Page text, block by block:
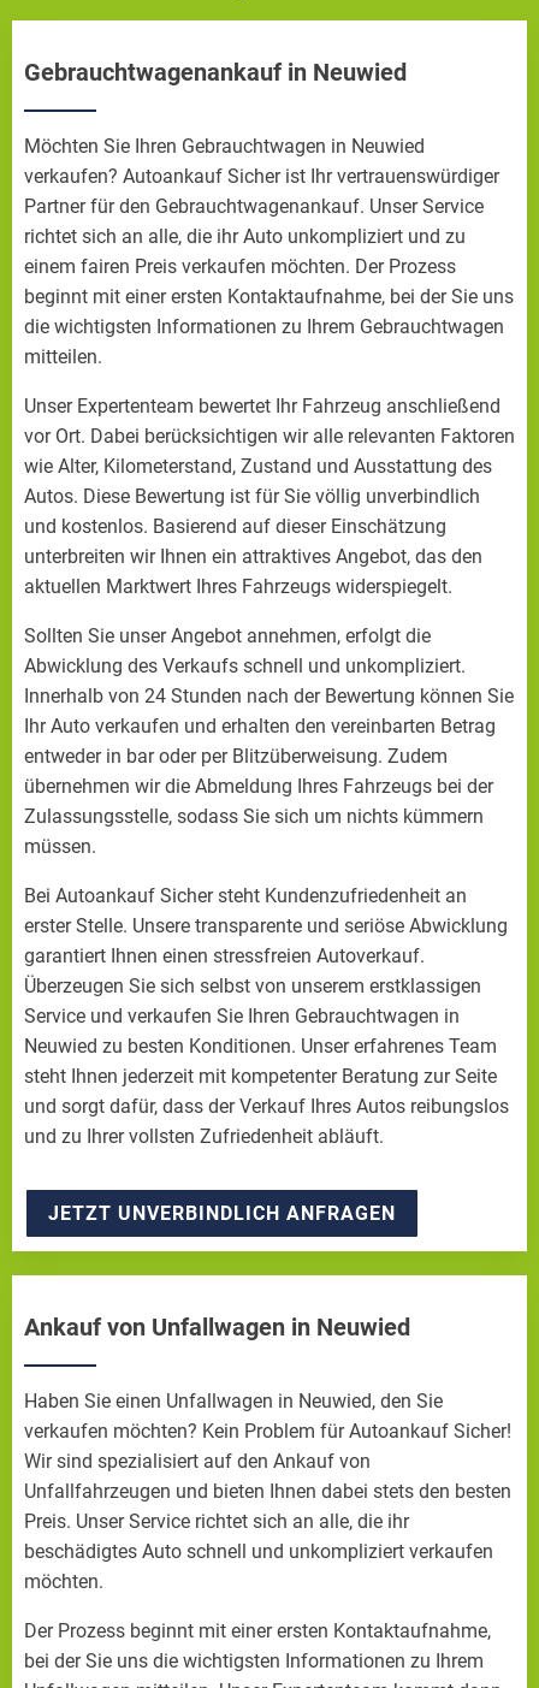
Gebrauchtwagenankauf in Neuwied
Möchten Sie Ihren Gebrauchtwagen in Neuwied
verkaufen? Autoankauf Sicher ist Ihr vertrauenswürdiger
Partner für den Gebrauchtwagenankauf. Unser Service
richtet sich an alle, die ihr Auto unkompliziert und zu
einem fairen Preis verkaufen möchten. Der Prozess
beginnt mit einer ersten Kontaktaufnahme, bei der Sie uns
die wichtigsten Informationen zu Ihrem Gebrauchtwagen
mitteilen.
Unser Expertenteam bewertet Ihr Fahrzeug anschließend
vor Ort. Dabei berücksichtigen wir alle relevanten Faktoren
wie Alter, Kilometerstand, Zustand und Ausstattung des
Autos. Diese Bewertung ist für Sie völlig unverbindlich
und kostenlos. Basierend auf dieser Einschätzung
unterbreiten wir Ihnen ein attraktives Angebot, das den
aktuellen Marktwert Ihres Fahrzeugs widerspiegelt.
Sollten Sie unser Angebot annehmen, erfolgt die
Abwicklung des Verkaufs schnell und unkompliziert.
Innerhalb von 24 Stunden nach der Bewertung können Sie
Ihr Auto verkaufen und erhalten den vereinbarten Betrag
entweder in bar oder per Blitzüberweisung. Zudem
übernehmen wir die Abmeldung Ihres Fahrzeugs bei der
Zulassungsstelle, sodass Sie sich um nichts kümmern
müssen.
Bei Autoankauf Sicher steht Kundenzufriedenheit an
erster Stelle. Unsere transparente und seriöse Abwicklung
garantiert Ihnen einen stressfreien Autoverkauf.
Überzeugen Sie sich selbst von unserem erstklassigen
Service und verkaufen Sie Ihren Gebrauchtwagen in
Neuwied zu besten Konditionen. Unser erfahrenes Team
steht Ihnen jederzeit mit kompetenter Beratung zur Seite
und sorgt dafür, dass der Verkauf Ihres Autos reibungslos
und zu Ihrer vollsten Zufriedenheit abläuft.
JETZT UNVERBINDLICH ANFRAGEN
Ankauf von Unfallwagen in Neuwied
Haben Sie einen Unfallwagen in Neuwied, den Sie
verkaufen möchten? Kein Problem für Autoankauf Sicher!
Wir sind spezialisiert auf den Ankauf von
Unfallfahrzeugen und bieten Ihnen dabei stets den besten
Preis. Unser Service richtet sich an alle, die ihr
beschädigtes Auto schnell und unkompliziert verkaufen
möchten.
Der Prozess beginnt mit einer ersten Kontaktaufnahme,
bei der Sie uns die wichtigsten Informationen zu Ihrem